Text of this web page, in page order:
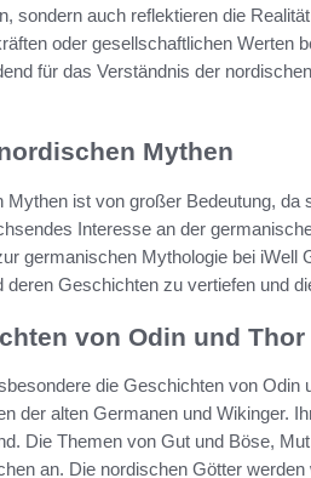
sondern auch reflektieren die
oder gesellschaftlichen Werten
für das Verständnis der
Mythen
Mythen ist von großer Bedeutung,
Interesse an der
germanischen Mythologie bei iWell
Geschichten zu vertiefen und
von Odin und
die Geschichten von Odin
der alten Germanen und Wikinger.
Die Themen von Gut und Böse,
an. Die nordischen Götter